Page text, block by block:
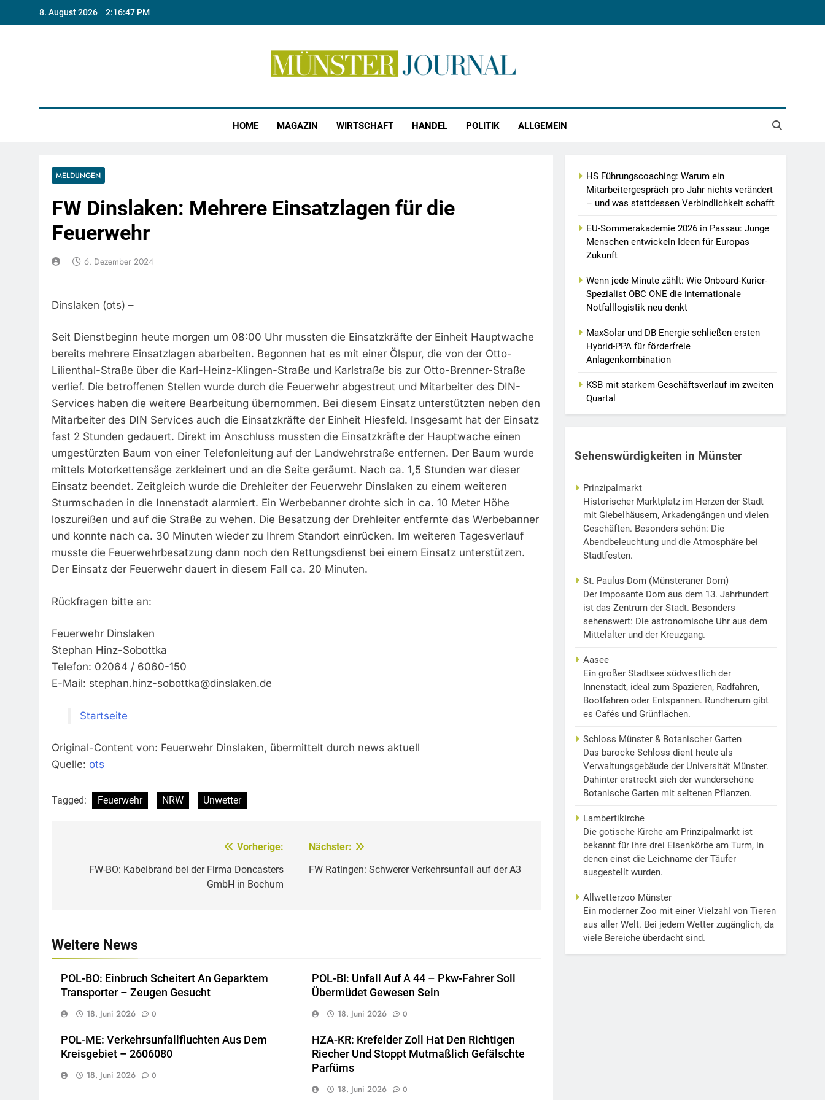
8. August 2026 2:16:47 PM
HOME MAGAZIN WIRTSCHAFT HANDEL POLITIK ALLGEMEIN
MELDUNGEN
FW Dinslaken: Mehrere Einsatzlagen für die
Feuerwehr
6. Dezember 2024
Dinslaken (ots) –
Seit Dienstbeginn heute morgen um 08:00 Uhr mussten die Einsatzkräfte der Einheit Hauptwache
bereits mehrere Einsatzlagen abarbeiten. Begonnen hat es mit einer Ölspur, die von der Otto-
Lilienthal-Straße über die Karl-Heinz-Klingen-Straße und Karlstraße bis zur Otto-Brenner-Straße
verlief. Die betroffenen Stellen wurde durch die Feuerwehr abgestreut und Mitarbeiter des DIN-
Services haben die weitere Bearbeitung übernommen. Bei diesem Einsatz unterstützten neben den
Mitarbeiter des DIN Services auch die Einsatzkräfte der Einheit Hiesfeld. Insgesamt hat der Einsatz
fast 2 Stunden gedauert. Direkt im Anschluss mussten die Einsatzkräfte der Hauptwache einen
umgestürzten Baum von einer Telefonleitung auf der Landwehrstraße entfernen. Der Baum wurde
mittels Motorkettensäge zerkleinert und an die Seite geräumt. Nach ca. 1,5 Stunden war dieser
Einsatz beendet. Zeitgleich wurde die Drehleiter der Feuerwehr Dinslaken zu einem weiteren
Sturmschaden in die Innenstadt alarmiert. Ein Werbebanner drohte sich in ca. 10 Meter Höhe
loszureißen und auf die Straße zu wehen. Die Besatzung der Drehleiter entfernte das Werbebanner
und konnte nach ca. 30 Minuten wieder zu Ihrem Standort einrücken. Im weiteren Tagesverlauf
musste die Feuerwehrbesatzung dann noch den Rettungsdienst bei einem Einsatz unterstützen.
Der Einsatz der Feuerwehr dauert in diesem Fall ca. 20 Minuten.
Rückfragen bitte an:
Feuerwehr Dinslaken
Stephan Hinz-Sobottka
Telefon: 02064 / 6060-150
E-Mail: stephan.hinz-sobottka@dinslaken.de
Startseite
Original-Content von: Feuerwehr Dinslaken, übermittelt durch news aktuell
Quelle: ots
Tagged: Feuerwehr NRW Unwetter
Vorherige:
FW-BO: Kabelbrand bei der Firma Doncasters
GmbH in Bochum
Nächster:
FW Ratingen: Schwerer Verkehrsunfall auf der A3
Weitere News
POL-BO: Einbruch Scheitert An Geparktem
Transporter – Zeugen Gesucht
18. Juni 2026 0
POL-BI: Unfall Auf A 44 – Pkw-Fahrer Soll
Übermüdet Gewesen Sein
18. Juni 2026 0
POL-ME: Verkehrsunfallfluchten Aus Dem
Kreisgebiet – 2606080
18. Juni 2026 0
HZA-KR: Krefelder Zoll Hat Den Richtigen
Riecher Und Stoppt Mutmaßlich Gefälschte
Parfüms
18. Juni 2026 0
HS Führungscoaching: Warum ein
Mitarbeitergespräch pro Jahr nichts verändert
– und was stattdessen Verbindlichkeit schafft
EU-Sommerakademie 2026 in Passau: Junge
Menschen entwickeln Ideen für Europas
Zukunft
Wenn jede Minute zählt: Wie Onboard-Kurier-
Spezialist OBC ONE die internationale
Notfalllogistik neu denkt
MaxSolar und DB Energie schließen ersten
Hybrid-PPA für förderfreie
Anlagenkombination
KSB mit starkem Geschäftsverlauf im zweiten
Quartal
Sehenswürdigkeiten in Münster
Prinzipalmarkt
Historischer Marktplatz im Herzen der Stadt
mit Giebelhäusern, Arkadengängen und vielen
Geschäften. Besonders schön: Die
Abendbeleuchtung und die Atmosphäre bei
Stadtfesten.
St. Paulus-Dom (Münsteraner Dom)
Der imposante Dom aus dem 13. Jahrhundert
ist das Zentrum der Stadt. Besonders
sehenswert: Die astronomische Uhr aus dem
Mittelalter und der Kreuzgang.
Aasee
Ein großer Stadtsee südwestlich der
Innenstadt, ideal zum Spazieren, Radfahren,
Bootfahren oder Entspannen. Rundherum gibt
es Cafés und Grünflächen.
Schloss Münster & Botanischer Garten
Das barocke Schloss dient heute als
Verwaltungsgebäude der Universität Münster.
Dahinter erstreckt sich der wunderschöne
Botanische Garten mit seltenen Pflanzen.
Lambertikirche
Die gotische Kirche am Prinzipalmarkt ist
bekannt für ihre drei Eisenkörbe am Turm, in
denen einst die Leichname der Täufer
ausgestellt wurden.
Allwetterzoo Münster
Ein moderner Zoo mit einer Vielzahl von Tieren
aus aller Welt. Bei jedem Wetter zugänglich, da
viele Bereiche überdacht sind.